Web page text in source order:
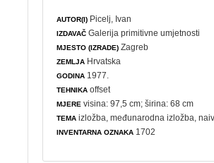
AUTOR(I) Picelj, Ivan
IZDAVAČ Galerija primitivne umjetnosti
MJESTO (IZRADE) Zagreb
ZEMLJA Hrvatska
GODINA 1977.
TEHNIKA offset
MJERE visina: 97,5 cm; širina: 68 cm
TEMA izložba ,međunarodna izložba ,
INVENTARNA OZNAKA 1702